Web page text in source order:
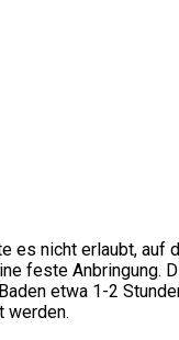
es nicht erlaubt, auf
feste Anbringung.
etwa 1-2
werden.